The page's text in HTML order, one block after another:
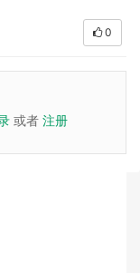
0
或者 注册